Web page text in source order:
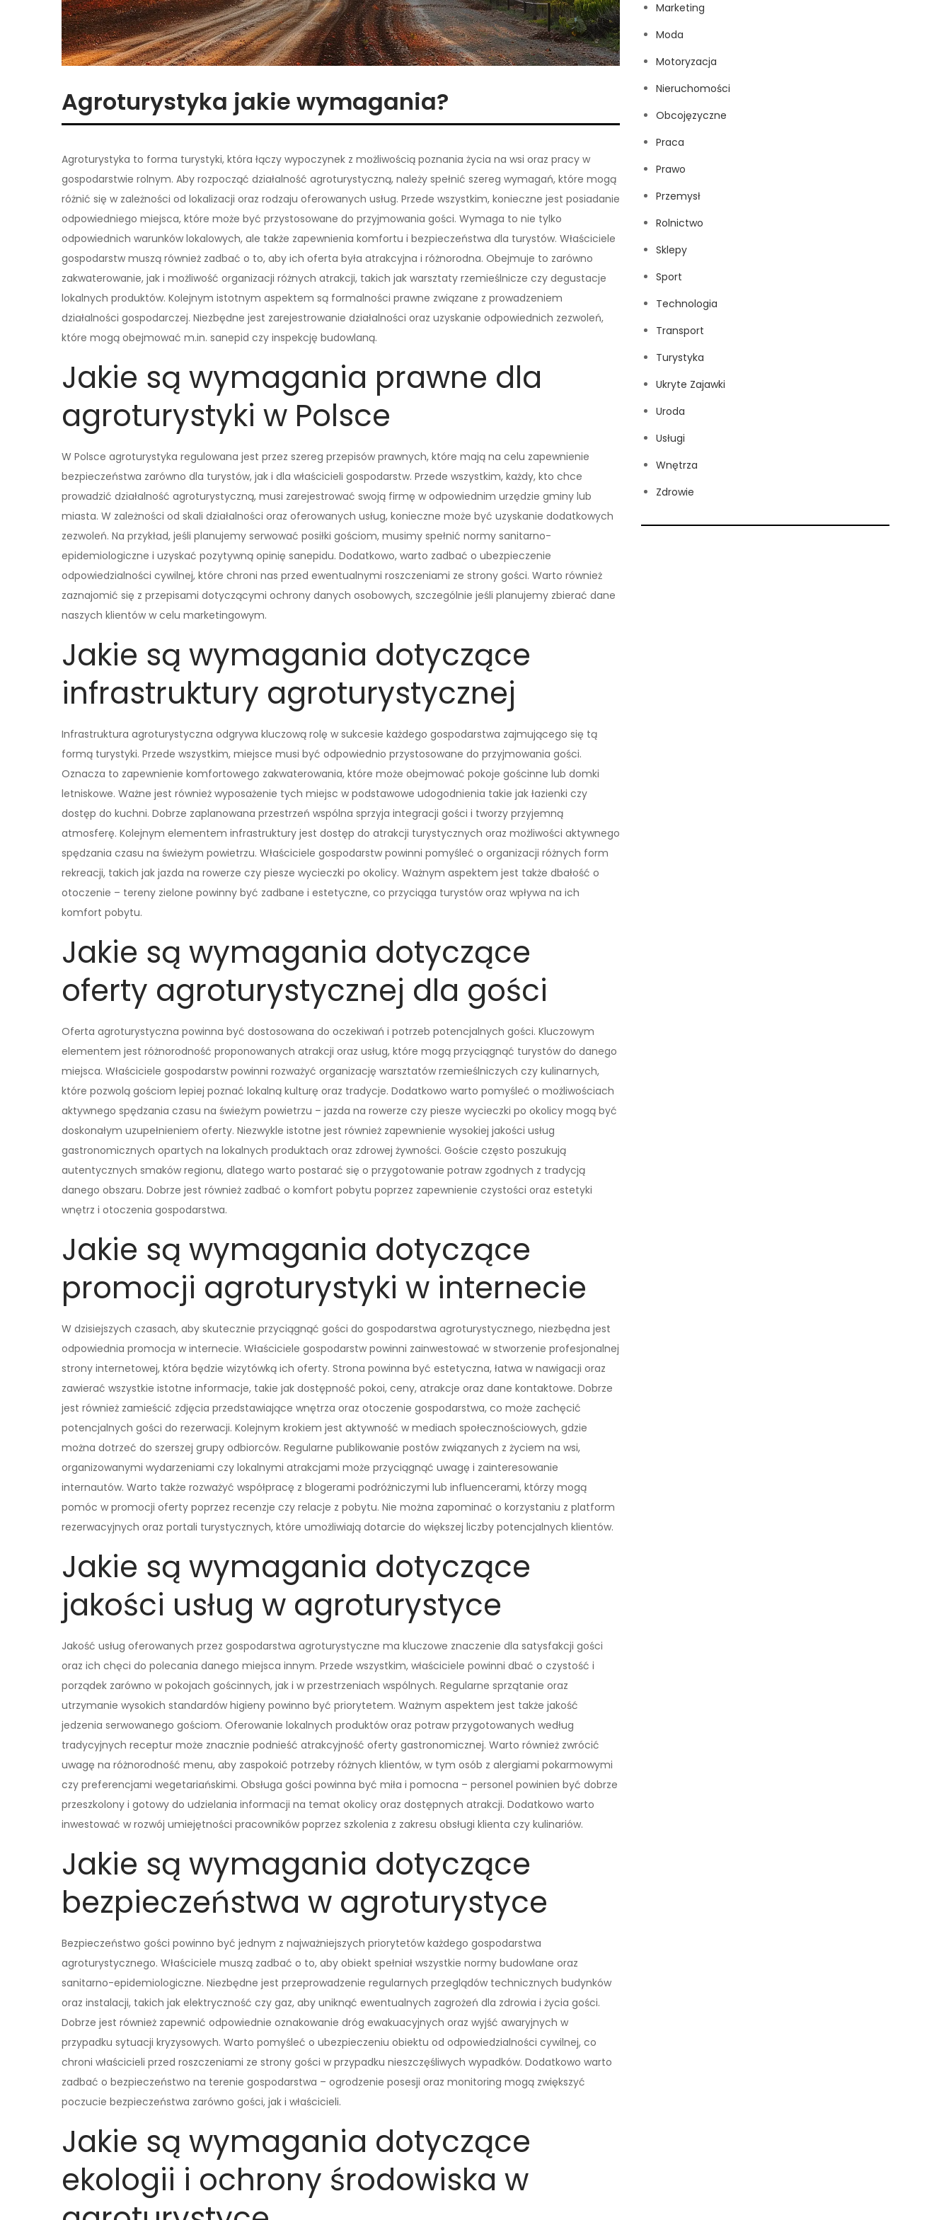
Agroturystyka jakie wymagania?
Agroturystyka to forma turystyki, która łączy wypoczynek z możliwością poznania życia na wsi oraz pracy w
gospodarstwie rolnym. Aby rozpocząć działalność agroturystyczną, należy spełnić szereg wymagań, które mogą
różnić się w zależności od lokalizacji oraz rodzaju oferowanych usług. Przede wszystkim, konieczne jest posiadanie
odpowiedniego miejsca, które może być przystosowane do przyjmowania gości. Wymaga to nie tylko
odpowiednich warunków lokalowych, ale także zapewnienia komfortu i bezpieczeństwa dla turystów. Właściciele
gospodarstw muszą również zadbać o to, aby ich oferta była atrakcyjna i różnorodna. Obejmuje to zarówno
zakwaterowanie, jak i możliwość organizacji różnych atrakcji, takich jak warsztaty rzemieślnicze czy degustacje
lokalnych produktów. Kolejnym istotnym aspektem są formalności prawne związane z prowadzeniem
działalności gospodarczej. Niezbędne jest zarejestrowanie działalności oraz uzyskanie odpowiednich zezwoleń,
które mogą obejmować m.in. sanepid czy inspekcję budowlaną.
Jakie są wymagania prawne dla
agroturystyki w Polsce
W Polsce agroturystyka regulowana jest przez szereg przepisów prawnych, które mają na celu zapewnienie
bezpieczeństwa zarówno dla turystów, jak i dla właścicieli gospodarstw. Przede wszystkim, każdy, kto chce
prowadzić działalność agroturystyczną, musi zarejestrować swoją firmę w odpowiednim urzędzie gminy lub
miasta. W zależności od skali działalności oraz oferowanych usług, konieczne może być uzyskanie dodatkowych
zezwoleń. Na przykład, jeśli planujemy serwować posiłki gościom, musimy spełnić normy sanitarno-
epidemiologiczne i uzyskać pozytywną opinię sanepidu. Dodatkowo, warto zadbać o ubezpieczenie
odpowiedzialności cywilnej, które chroni nas przed ewentualnymi roszczeniami ze strony gości. Warto również
zaznajomić się z przepisami dotyczącymi ochrony danych osobowych, szczególnie jeśli planujemy zbierać dane
naszych klientów w celu marketingowym.
Jakie są wymagania dotyczące
infrastruktury agroturystycznej
Infrastruktura agroturystyczna odgrywa kluczową rolę w sukcesie każdego gospodarstwa zajmującego się tą
formą turystyki. Przede wszystkim, miejsce musi być odpowiednio przystosowane do przyjmowania gości.
Oznacza to zapewnienie komfortowego zakwaterowania, które może obejmować pokoje gościnne lub domki
letniskowe. Ważne jest również wyposażenie tych miejsc w podstawowe udogodnienia takie jak łazienki czy
dostęp do kuchni. Dobrze zaplanowana przestrzeń wspólna sprzyja integracji gości i tworzy przyjemną
atmosferę. Kolejnym elementem infrastruktury jest dostęp do atrakcji turystycznych oraz możliwości aktywnego
spędzania czasu na świeżym powietrzu. Właściciele gospodarstw powinni pomyśleć o organizacji różnych form
rekreacji, takich jak jazda na rowerze czy piesze wycieczki po okolicy. Ważnym aspektem jest także dbałość o
otoczenie – tereny zielone powinny być zadbane i estetyczne, co przyciąga turystów oraz wpływa na ich
komfort pobytu.
Jakie są wymagania dotyczące
oferty agroturystycznej dla gości
Oferta agroturystyczna powinna być dostosowana do oczekiwań i potrzeb potencjalnych gości. Kluczowym
elementem jest różnorodność proponowanych atrakcji oraz usług, które mogą przyciągnąć turystów do danego
miejsca. Właściciele gospodarstw powinni rozważyć organizację warsztatów rzemieślniczych czy kulinarnych,
które pozwolą gościom lepiej poznać lokalną kulturę oraz tradycje. Dodatkowo warto pomyśleć o możliwościach
aktywnego spędzania czasu na świeżym powietrzu – jazda na rowerze czy piesze wycieczki po okolicy mogą być
doskonałym uzupełnieniem oferty. Niezwykle istotne jest również zapewnienie wysokiej jakości usług
gastronomicznych opartych na lokalnych produktach oraz zdrowej żywności. Goście często poszukują
autentycznych smaków regionu, dlatego warto postarać się o przygotowanie potraw zgodnych z tradycją
danego obszaru. Dobrze jest również zadbać o komfort pobytu poprzez zapewnienie czystości oraz estetyki
wnętrz i otoczenia gospodarstwa.
Jakie są wymagania dotyczące
promocji agroturystyki w internecie
W dzisiejszych czasach, aby skutecznie przyciągnąć gości do gospodarstwa agroturystycznego, niezbędna jest
odpowiednia promocja w internecie. Właściciele gospodarstw powinni zainwestować w stworzenie profesjonalnej
strony internetowej, która będzie wizytówką ich oferty. Strona powinna być estetyczna, łatwa w nawigacji oraz
zawierać wszystkie istotne informacje, takie jak dostępność pokoi, ceny, atrakcje oraz dane kontaktowe. Dobrze
jest również zamieścić zdjęcia przedstawiające wnętrza oraz otoczenie gospodarstwa, co może zachęcić
potencjalnych gości do rezerwacji. Kolejnym krokiem jest aktywność w mediach społecznościowych, gdzie
można dotrzeć do szerszej grupy odbiorców. Regularne publikowanie postów związanych z życiem na wsi,
organizowanymi wydarzeniami czy lokalnymi atrakcjami może przyciągnąć uwagę i zainteresowanie
internautów. Warto także rozważyć współpracę z blogerami podróżniczymi lub influencerami, którzy mogą
pomóc w promocji oferty poprzez recenzje czy relacje z pobytu. Nie można zapominać o korzystaniu z platform
rezerwacyjnych oraz portali turystycznych, które umożliwiają dotarcie do większej liczby potencjalnych klientów.
Jakie są wymagania dotyczące
jakości usług w agroturystyce
Jakość usług oferowanych przez gospodarstwa agroturystyczne ma kluczowe znaczenie dla satysfakcji gości
oraz ich chęci do polecania danego miejsca innym. Przede wszystkim, właściciele powinni dbać o czystość i
porządek zarówno w pokojach gościnnych, jak i w przestrzeniach wspólnych. Regularne sprzątanie oraz
utrzymanie wysokich standardów higieny powinno być priorytetem. Ważnym aspektem jest także jakość
jedzenia serwowanego gościom. Oferowanie lokalnych produktów oraz potraw przygotowanych według
tradycyjnych receptur może znacznie podnieść atrakcyjność oferty gastronomicznej. Warto również zwrócić
uwagę na różnorodność menu, aby zaspokoić potrzeby różnych klientów, w tym osób z alergiami pokarmowymi
czy preferencjami wegetariańskimi. Obsługa gości powinna być miła i pomocna – personel powinien być dobrze
przeszkolony i gotowy do udzielania informacji na temat okolicy oraz dostępnych atrakcji. Dodatkowo warto
inwestować w rozwój umiejętności pracowników poprzez szkolenia z zakresu obsługi klienta czy kulinariów.
Jakie są wymagania dotyczące
bezpieczeństwa w agroturystyce
Bezpieczeństwo gości powinno być jednym z najważniejszych priorytetów każdego gospodarstwa
agroturystycznego. Właściciele muszą zadbać o to, aby obiekt spełniał wszystkie normy budowlane oraz
sanitarno-epidemiologiczne. Niezbędne jest przeprowadzenie regularnych przeglądów technicznych budynków
oraz instalacji, takich jak elektryczność czy gaz, aby uniknąć ewentualnych zagrożeń dla zdrowia i życia gości.
Dobrze jest również zapewnić odpowiednie oznakowanie dróg ewakuacyjnych oraz wyjść awaryjnych w
przypadku sytuacji kryzysowych. Warto pomyśleć o ubezpieczeniu obiektu od odpowiedzialności cywilnej, co
chroni właścicieli przed roszczeniami ze strony gości w przypadku nieszczęśliwych wypadków. Dodatkowo warto
zadbać o bezpieczeństwo na terenie gospodarstwa – ogrodzenie posesji oraz monitoring mogą zwiększyć
poczucie bezpieczeństwa zarówno gości, jak i właścicieli.
Jakie są wymagania dotyczące
ekologii i ochrony środowiska w
Marketing
Moda
Motoryzacja
Nieruchomości
Obcojęzyczne
Praca
Prawo
Przemysł
Rolnictwo
Sklepy
Sport
Technologia
Transport
Turystyka
Ukryte Zajawki
Uroda
Usługi
Wnętrza
Zdrowie